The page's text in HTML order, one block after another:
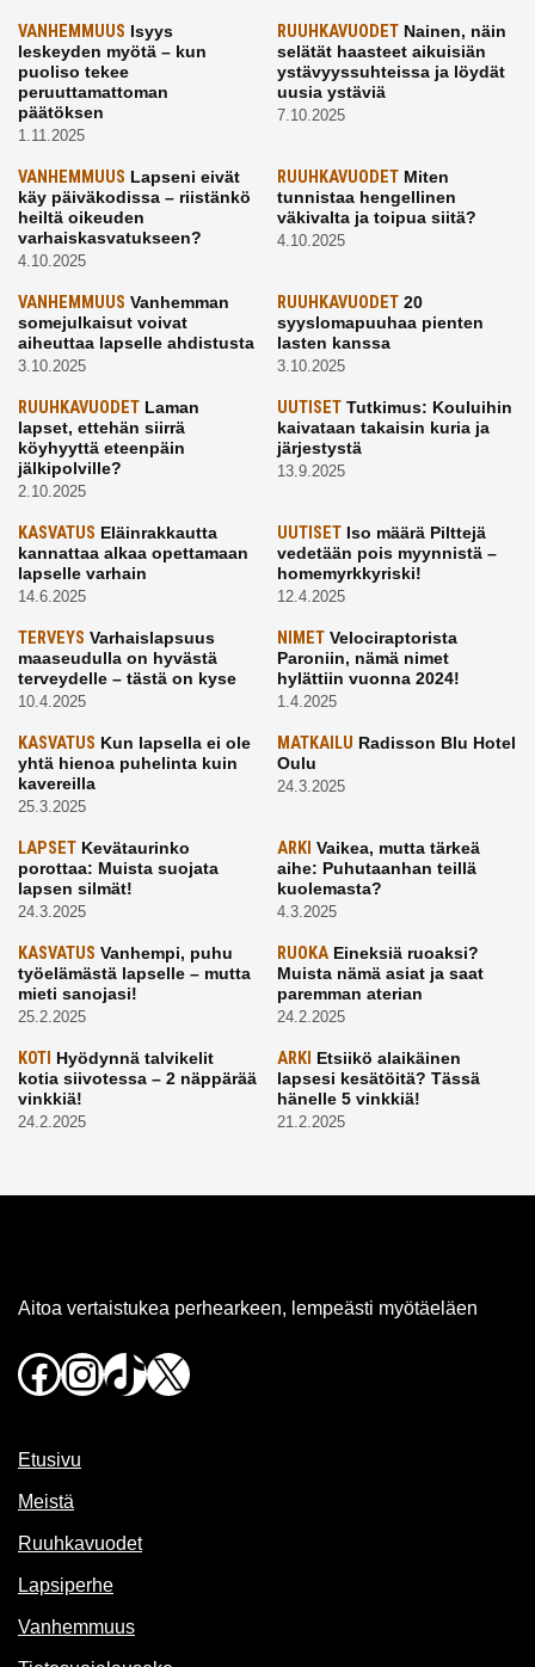
VANHEMMUUS Isyys
leskeyden myötä – kun
puoliso tekee
peruuttamattoman
päätöksen
1.11.2025
RUUHKAVUODETNainen, näin
selätät haasteet aikuisiän
ystävyyssuhteissa ja löydät
uusia ystäviä
7.10.2025
VANHEMMUUS Lapseni eivät
käy päiväkodissa – riistänkö
heiltä oikeuden
varhaiskasvatukseen?
4.10.2025
RUUHKAVUODETMiten
tunnistaa hengellinen
väkivalta ja toipua siitä?
4.10.2025
VANHEMMUUS Vanhemman
somejulkaisut voivat
aiheuttaa lapselle ahdistusta
3.10.2025
RUUHKAVUODET20
syyslomapuuhaa pienten
lasten kanssa
3.10.2025
RUUHKAVUODET Laman
lapset, ettehän siirrä
köyhyyttä eteenpäin
jälkipolville?
2.10.2025
UUTISETTutkimus: Kouluihin
kaivataan takaisin kuria ja
järjestystä
13.9.2025
KASVATUS Eläinrakkautta
kannattaa alkaa opettamaan
lapselle varhain
14.6.2025
UUTISETIso määrä Pilttejä
vedetään pois myynnistä –
homemyrkkyriski!
12.4.2025
TERVEYS Varhaislapsuus
maaseudulla on hyvästä
terveydelle – tästä on kyse
10.4.2025
NIMETVelociraptorista
Paroniin, nämä nimet
hylättiin vuonna 2024!
1.4.2025
KASVATUS Kun lapsella ei ole
yhtä hienoa puhelinta kuin
kavereilla
25.3.2025
MATKAILU Radisson Blu Hotel
Oulu
24.3.2025
LAPSET Kevätaurinko
porottaa: Muista suojata
lapsen silmät!
24.3.2025
ARKI Vaikea, mutta tärkeä
aihe: Puhutaanhan teillä
kuolemasta?
4.3.2025
KASVATUS Vanhempi, puhu
työelämästä lapselle – mutta
mieti sanojasi!
25.2.2025
RUOKAEineksiä ruoaksi?
Muista nämä asiat ja saat
paremman aterian
24.2.2025
KOTI Hyödynnä talvikelit
kotia siivotessa – 2 näppärää
vinkkiä!
24.2.2025
ARKI Etsiikö alaikäinen
lapsesi kesätöitä? Tässä
hänelle 5 vinkkiä!
21.2.2025
Aitoa vertaistukea perhearkeen, lempeästi myötäeläen
Facebook
Instagram
TikTok
X
Etusivu
Meistä
Ruuhkavuodet
Lapsiperhe
Vanhemmuus